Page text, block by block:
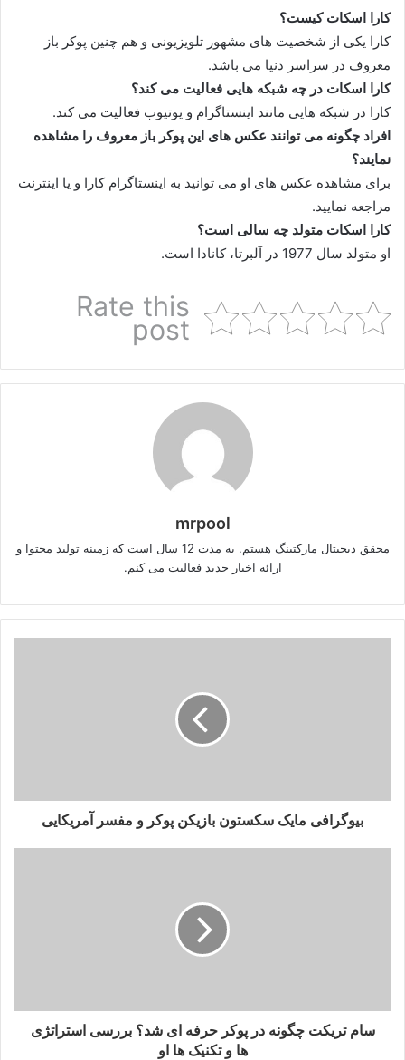
کارا اسکات کیست؟
کارا یکی از شخصیت‌ های مشهور تلویزیونی و هم چنین پوکر باز
معروف در سراسر دنیا می باشد.
کارا اسکات در چه شبکه هایی فعالیت می کند؟
کارا در شبکه هایی مانند اینستاگرام و یوتیوب فعالیت می‌ کند.
افراد چگونه می توانند عکس های این پوکر باز معروف را مشاهده
نمایند؟
برای مشاهده عکس های او می‌ توانید به اینستاگرام کارا و یا اینترنت
مراجعه نمایید.
کارا اسکات متولد چه سالی است؟
او متولد سال 1977 در آلبرتا، کانادا است.
Rate this
post
mrpool
محقق دیجیتال مارکتینگ هستم. به مدت 12 سال است که زمینه تولید محتوا و
ارائه اخبار جدید فعالیت می کنم.
بیوگرافی مایک سکستون بازیکن پوکر و مفسر آمریکایی
سام تریکت چگونه در پوکر حرفه ای شد؟ بررسی استراتژی
ها و تکنیک ها او